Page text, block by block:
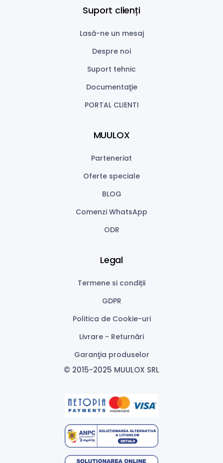
Suport clienți
Lasă-ne un mesaj
Despre noi
Suport tehnic
Documentaţie
PORTAL CLIENTI
MUULOX
Parteneriat
Oferte speciale
BLOG
Comenzi WhatsApp
ODR
Legal
Termene si condiții
GDPR
Politica de Cookie-uri
Livrare - Returnări
Garanţia produselor
© 2015-2025 MUULOX SRL